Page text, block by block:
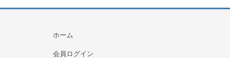
ホーム
会員ログイン